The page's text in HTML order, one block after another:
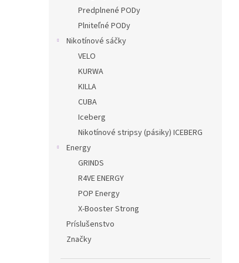
Predplnené PODy
Plniteľné PODy
Nikotínové sáčky
VELO
KURWA
KILLA
CUBA
Iceberg
Nikotínové stripsy (pásiky) ICEBERG
Energy
GRINDS
R4VE ENERGY
POP Energy
X-Booster Strong
Príslušenstvo
Značky